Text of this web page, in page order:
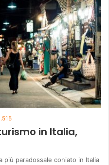
in Italia,
più paradossale coniato in Italia